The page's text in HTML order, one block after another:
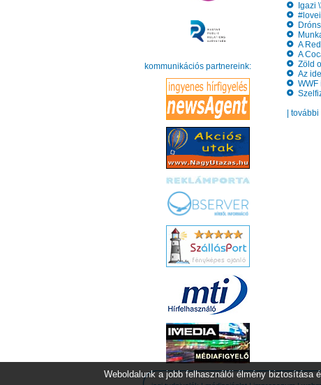
kommunikációs partnereink:
Igazi
A Red
A
Zöld
Az
WWF
|
Weboldalunk a jobb felhasználói élmény biztosítása